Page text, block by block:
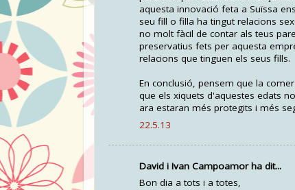
aquesta innovació feta a Suïssa
seu fill o filla ha tingut relacions
no molt fàcil de contar als teus
preservatius fets per aquesta
relacions que tinguen els seus fills.
En conclusió, pensem que la
que els xiquets d'aquestes edats
ara estaran més protegits i més
22.5.13
David i Ivan Campoamor ha dit...
Bon dia a tots i a totes,